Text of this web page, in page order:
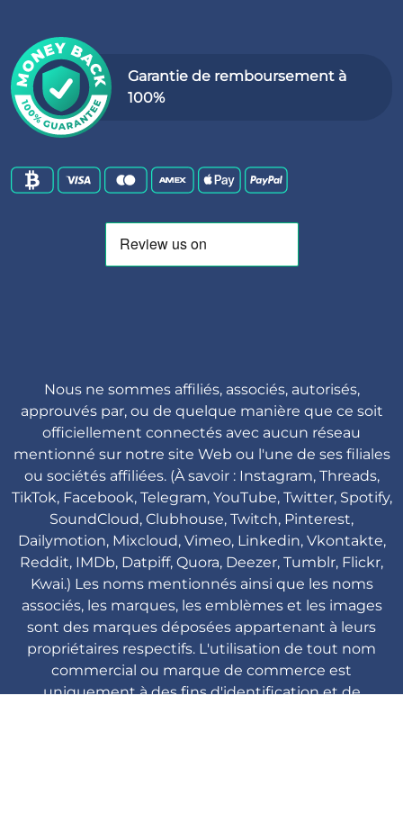
Garantie de remboursement à
100%
Nous ne sommes affiliés, associés, autorisés,
approuvés par, ou de quelque manière que ce soit
officiellement connectés avec aucun réseau
mentionné sur notre site Web ou l'une de ses filiales
ou sociétés affiliées. (À savoir : Instagram, Threads,
TikTok, Facebook, Telegram, YouTube, Twitter, Spotify,
SoundCloud, Clubhouse, Twitch, Pinterest,
Dailymotion, Mixcloud, Vimeo, Linkedin, Vkontakte,
Reddit, IMDb, Datpiff, Quora, Deezer, Tumblr, Flickr,
Kwai.) Les noms mentionnés ainsi que les noms
associés, les marques, les emblèmes et les images
sont des marques déposées appartenant à leurs
propriétaires respectifs. L'utilisation de tout nom
commercial ou marque de commerce est
uniquement à des fins d'identification et de